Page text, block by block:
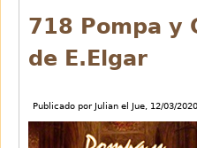
718 Pompa y
de E.Elgar
Publicado por Julian el Jue, 12/03/